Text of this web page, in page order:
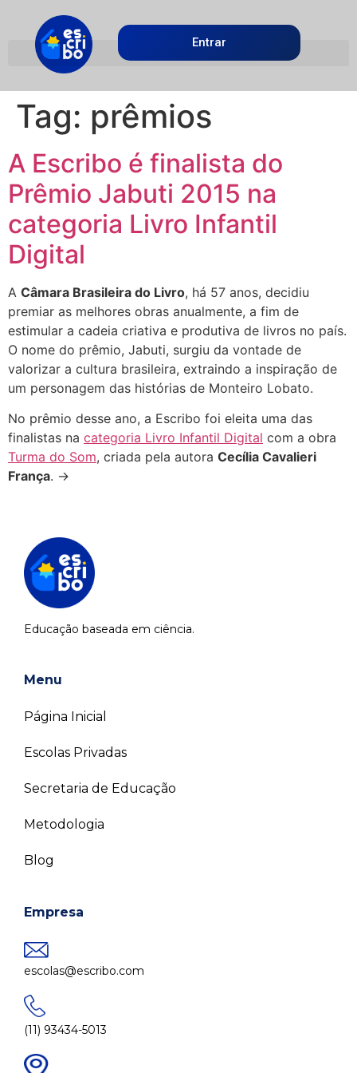
Entrar
Tag: prêmios
A Escribo é finalista do
Prêmio Jabuti 2015 na
categoria Livro Infantil
Digital
A Câmara Brasileira do Livro, há 57 anos, decidiu
premiar as melhores obras anualmente, a fim de
estimular a cadeia criativa e produtiva de livros no país.
O nome do prêmio, Jabuti, surgiu da vontade de
valorizar a cultura brasileira, extraindo a inspiração de
um personagem das histórias de Monteiro Lobato.
No prêmio desse ano, a Escribo foi eleita uma das
finalistas na categoria Livro Infantil Digital com a obra
Turma do Som, criada pela autora Cecília Cavalieri
França. →
Educação baseada em ciência.
Menu
Página Inicial
Escolas Privadas
Secretaria de Educação
Metodologia
Blog
Empresa
escolas@escribo.com
(11) 93434-5013